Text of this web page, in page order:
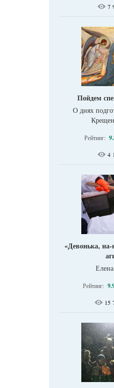
7
Пойдем
О днях
Рейтинг:
4
«Девонька,
Рейтинг:
15